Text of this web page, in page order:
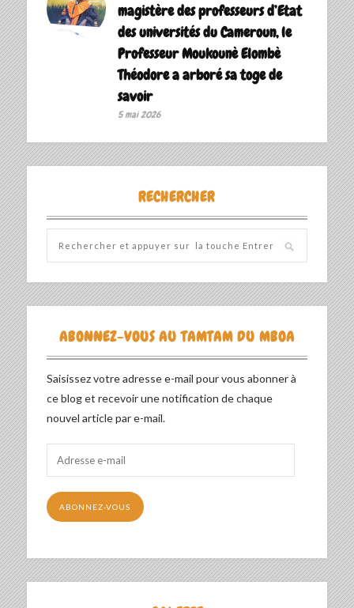
magistère des professeurs d’Etat
des universités du Cameroun, le
Professeur Moukounè Elombè
Théodore a arboré sa toge de
savoir ‎
5 mai 2026
RECHERCHER
ABONNEZ-VOUS AU TAMTAM DU MBOA
Saisissez votre adresse e-mail pour vous abonner à
ce blog et recevoir une notification de chaque
nouvel article par e-mail.
mail
ABONNEZ-VOUS